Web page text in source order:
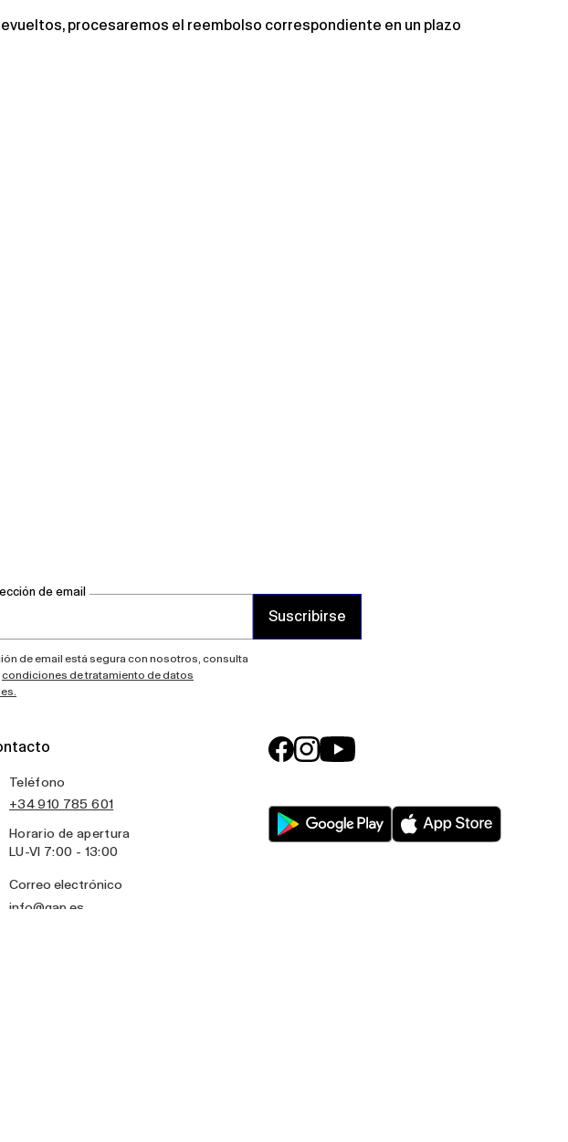
procesaremos el reembolso correspondiente en un plazo
de email
Suscribirse
de email está segura con nosotros, consulta
condiciones de tratamiento de datos
Teléfono
+34 910 785 601
Horario de apertura
LU-VI 7:00 - 13:00
Correo electrónico
info@gap.es